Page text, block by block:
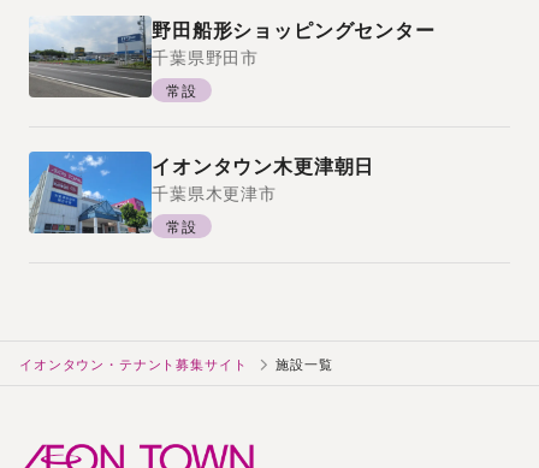
野田船形ショッピングセンター
千葉県野田市
常設
イオンタウン木更津朝日
千葉県木更津市
常設
イオンタウン・テナント募集サイト 施設一覧